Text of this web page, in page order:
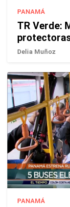
PANAMÁ
TR Verde:
Delia Muñoz
PANAMÁ